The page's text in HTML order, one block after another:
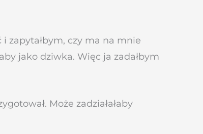
zapytałbym, czy ma na mnie
jako dziwka. Więc ja zadałbym
Może zadziałałaby